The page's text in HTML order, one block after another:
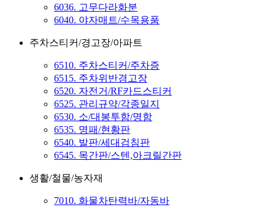
6036. 고무다라화분
6040. 야자매트/수목용품
주차스티커/경고장/아파트
6510. 주차스티커/주차증
6515. 주차위반경고장
6520. 자전거/RF카드스티커
6525. 관리규약/각종일지
6530. 소/대봉투함/명함
6535. 명패/현황판
6540. 발판/세대검침판
6545. 목간판/스텐,아크릴간판
생활/철물/농자재
7010. 화물차탄력바/자동바